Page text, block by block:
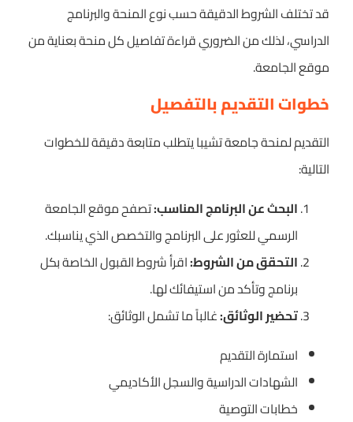
قد تختلف الشروط الدقيقة حسب نوع المنحة والبرنامج
الدراسي، لذلك من الضروري قراءة تفاصيل كل منحة بعناية من
موقع الجامعة.
خطوات التقديم بالتفصيل
التقديم لمنحة جامعة تشيبا يتطلب متابعة دقيقة للخطوات
التالية:
البحث عن البرنامج المناسب:تصفح موقع الجامعة
الرسمي للعثور على البرنامج والتخصص الذي يناسبك.
التحقق من الشروط:اقرأ شروط القبول الخاصة بكل
برنامج وتأكد من استيفائك لها.
تحضير الوثائق:غالباً ما تشمل الوثائق:
استمارة التقديم
الشهادات الدراسية والسجل الأكاديمي
خطابات التوصية